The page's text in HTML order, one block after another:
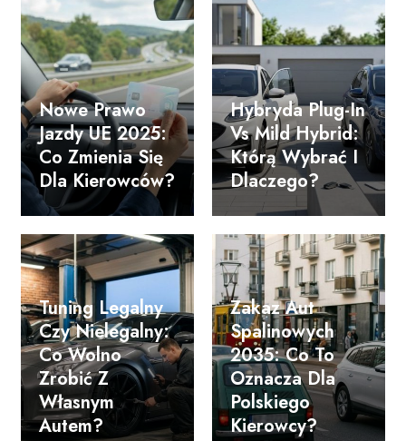
Nowe Prawo
Jazdy UE 2025:
Co Zmienia Się
Dla Kierowców?
Hybryda Plug-In
Vs Mild Hybrid:
Którą Wybrać I
Dlaczego?
Tuning Legalny
Czy Nielegalny:
Co Wolno
Zrobić Z
Własnym
Autem?
Zakaz Aut
Spalinowych
2035: Co To
Oznacza Dla
Polskiego
Kierowcy?